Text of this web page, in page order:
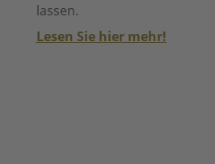
lassen.
Lesen Sie hier mehr!